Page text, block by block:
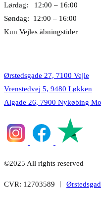
Lørdag: 12:00 – 16:00
Søndag: 12:00 – 16:00
Kun Vejles åbningstider
Ørstedsgade 27, 7100 Vejle
Vrenstedvej 5, 9480 Løkken
Algade 26, 7900 Nykøbing
©2025 All rights reserved
CVR: 12703589 ︱